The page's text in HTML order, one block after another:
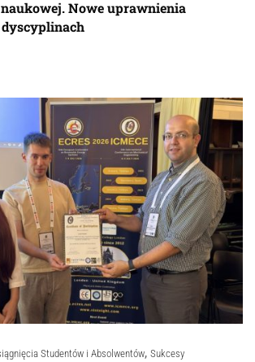
Nowe uprawnienia
Studentów i Absolwentów, Sukcesy